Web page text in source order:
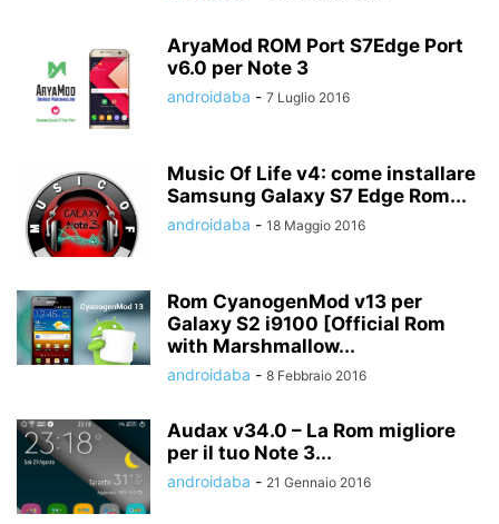
AryaMod ROM Port S7Edge Port
v6.0 per Note 3
androidaba - 7 Luglio 2016
Music Of Life v4: come installare
Samsung Galaxy S7 Edge Rom...
androidaba - 18 Maggio 2016
Rom CyanogenMod v13 per
Galaxy S2 i9100 [Official Rom
with Marshmallow...
androidaba - 8 Febbraio 2016
Audax v34.0 – La Rom migliore
per il tuo Note 3...
androidaba - 21 Gennaio 2016